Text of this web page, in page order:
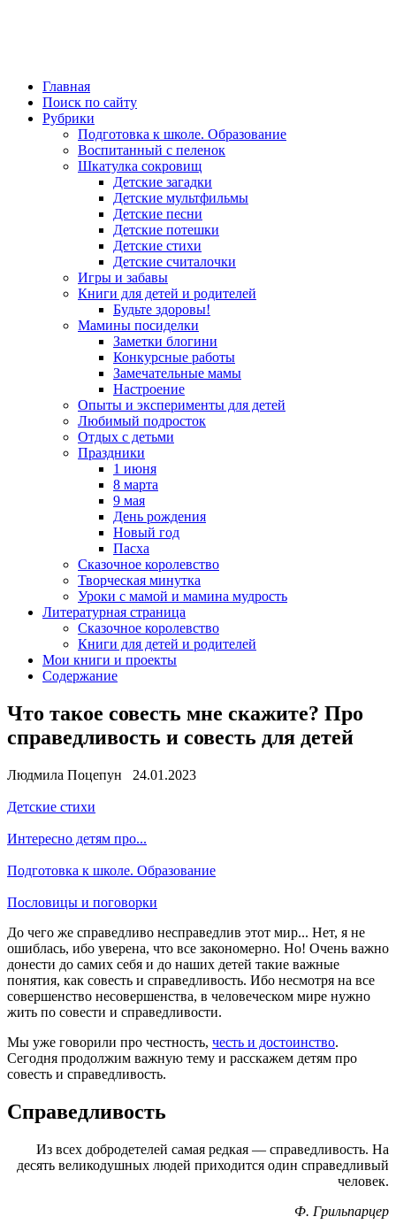
Главная
Поиск по сайту
Рубрики
Подготовка к школе. Образование
Воспитанный с пеленок
Шкатулка сокровищ
Детские загадки
Детские мультфильмы
Детские песни
Детские потешки
Детские стихи
Детские считалочки
Игры и забавы
Книги для детей и родителей
Будьте здоровы!
Мамины посиделки
Заметки блогини
Конкурсные работы
Замечательные мамы
Настроение
Опыты и эксперименты для детей
Любимый подросток
Отдых с детьми
Праздники
1 июня
8 марта
9 мая
День рождения
Новый год
Пасха
Сказочное королевство
Творческая минутка
Уроки с мамой и мамина мудрость
Литературная страница
Сказочное королевство
Книги для детей и родителей
Мои книги и проекты
Содержание
Что такое совесть мне скажите? Про
справедливость и совесть для детей
Людмила Поцепун 24.01.2023
Детские стихи
Интересно детям про...
Подготовка к школе. Образование
Пословицы и поговорки
До чего же справедливо несправедлив этот мир... Нет, я не
ошиблась, ибо уверена, что все закономерно. Но! Очень важно
донести до самих себя и до наших детей такие важные
понятия, как совесть и справедливость. Ибо несмотря на все
совершенство несовершенства, в человеческом мире нужно
жить по совести и справедливости.
Мы уже говорили про честность, честь и достоинство.
Сегодня продолжим важную тему и расскажем детям про
совесть и справедливость.
Справедливость
Из всех добродетелей самая редкая — справедливость. На
десять великодушных людей приходится один справедливый
человек.
Ф. Грильпарцер